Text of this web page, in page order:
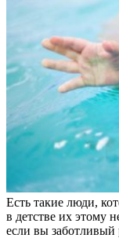
Есть такие люди,
в детстве их этому
если вы